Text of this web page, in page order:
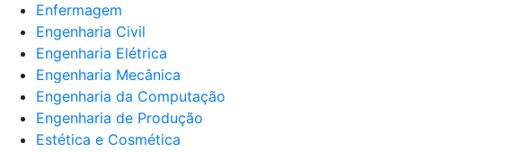
Enfermagem
Engenharia Civil
Engenharia Elétrica
Engenharia Mecânica
Engenharia da Computação
Engenharia de Produção
Estética e Cosmética